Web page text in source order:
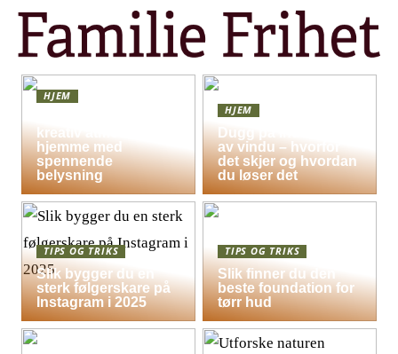
HJEM
kreativ atmosfære
hjemme med
spennende
belysning
HJEM
Dugg på indersiden
av vindu – hvorfor
det skjer og hvordan
du løser det
TIPS OG TRIKS
Slik bygger du en
sterk følgerskare på
Instagram i 2025
TIPS OG TRIKS
Slik finner du den
beste foundation for
tørr hud